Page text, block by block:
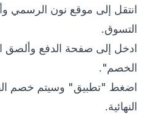
انتقل إلى موقع نون الرسمي
التسوق.
ادخل إلى صفحة الدفع وألصق
الخصم".
اضغط "تطبيق" وسيتم خصم
النهائية.